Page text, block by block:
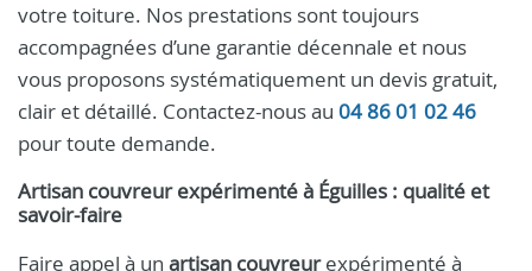
votre toiture. Nos prestations sont toujours
accompagnées d’une garantie décennale et nous
vous proposons systématiquement un devis gratuit,
clair et détaillé. Contactez-nous au 04 86 01 02 46
pour toute demande.
Artisan couvreur expérimenté à Éguilles : qualité et
savoir-faire
Faire appel à un artisan couvreurexpérimenté à